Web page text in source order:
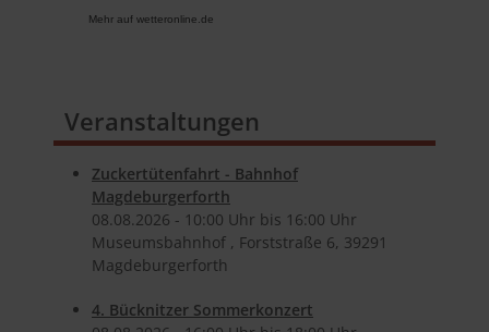
Mehr auf wetteronline.de
Veranstaltungen
Zuckertütenfahrt - Bahnhof
Magdeburgerforth
08.​08.​2026 - 10:00 Uhr bis 16:00 Uhr
Museumsbahnhof , Forststraße 6, 39291
Magdeburgerforth
4. Bücknitzer Sommerkonzert